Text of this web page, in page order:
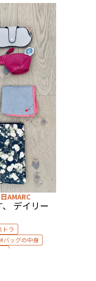
AMARC
デイリー
トラ
バッグの中身